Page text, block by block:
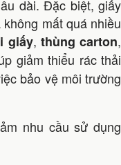
dài. Đặc biệt, giấy
mất quá nhiều
giấy, thùng carton,
giảm thiểu rác thải
bảo vệ môi trường
nhu cầu sử dụng